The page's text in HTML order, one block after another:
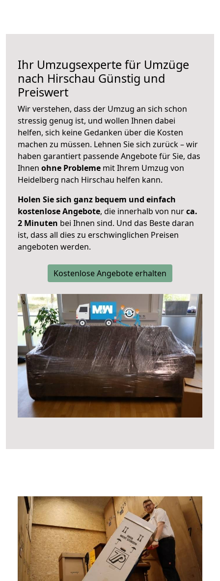
Ihr Umzugsexperte für Umzüge
nach Hirschau Günstig und
Preiswert
Wir verstehen, dass der Umzug an sich schon
stressig genug ist, und wollen Ihnen dabei
helfen, sich keine Gedanken über die Kosten
machen zu müssen. Lehnen Sie sich zurück – wir
haben garantiert passende Angebote für Sie, das
Ihnen ohne Probleme mit Ihrem Umzug von
Heidelberg nach Hirschau helfen kann.
Holen Sie sich ganz bequem und einfach
kostenlose Angebote, die innerhalb von nurca.
2 Minuten bei Ihnen sind. Und das Beste daran
ist, dass all dies zu erschwinglichen Preisen
angeboten werden.
Kostenlose Angebote erhalten